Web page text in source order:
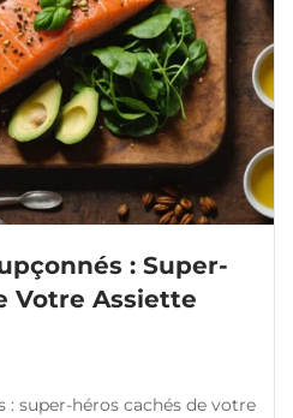
: Super-
Votre Assiette
: super-héros cachés de votre